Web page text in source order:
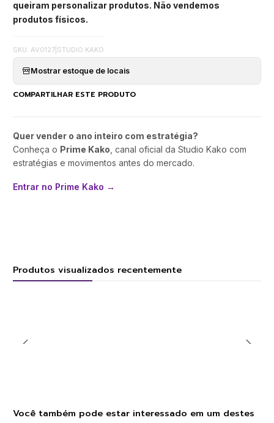
queiram personalizar produtos. Não vendemos
produtos físicos.
SKU: AV0127 STUDIO KAKO
Mostrar estoque de locais
COMPARTILHAR ESTE PRODUTO
Quer vender o ano inteiro com estratégia?
Conheça o Prime Kako , canal oficial da Studio Kako com
estratégias e movimentos antes do mercado.
Entrar no Prime Kako →
Produtos visualizados recentemente
Você também pode estar interessado em um destes